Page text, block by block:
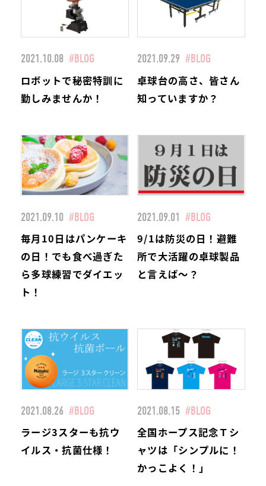
2021.10.08 #BLOG
ロボットで秘密特訓に
勤しみませんか！
2021.09.29 #BLOG
卓球台の高さ、皆さん
知っていますか？
2021.09.10 #BLOG
毎月10日はパンケーキ
の日！でも食べ過ぎた
ら多球練習でダイエッ
ト！
2021.09.01 #BLOG
9/1は防災の日！避難
所で大活躍の卓球製品
と言えば～？
2021.08.26 #BLOG
ラージ3スターも抗ウ
イルス・抗菌仕様！
2021.08.15 #BLOG
全国ホープス記念Ｔシ
ャツは「シンプルに！
かっこよく！」